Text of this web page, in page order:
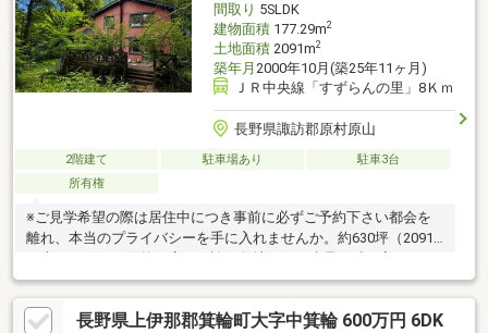
間取り 5SLDK
建物面積177.29m2
土地面積2091m2
築年月 2000年10月(築25年11ヶ月)
ＪＲ中央線「すずらんの里」8Ｋｍ
長野県諏訪郡原村原山
2階建て 駐車場あり
駐車3台
所有権
※ご見学希望の際は居住中につき事前に必ずご予約下さい都会を
離れ、本当のプライバシーを手に入れませんか。約630坪（2091
平米）という圧倒的な広さを誇る敷地は、一歩足を踏み入れると
まるで自分だけのプライベート森。隣の家が見えない設計のた
め、周囲の視線を一切気にせず、心からリラックスした時間を過
ごせます。敷地内を流れる天然の小川、鳥のさえずり、木漏れ日
長野県上伊那郡箕輪町大字中箕輪 600万円 6DK